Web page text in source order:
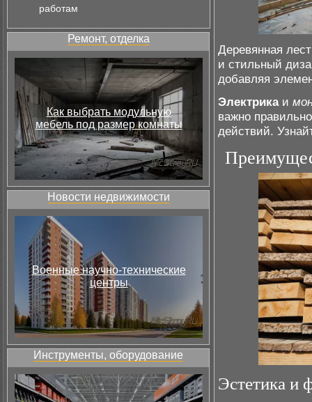
работам
Ремонт, отделка
Как выбрать модульную
мебель под размер комнаты
Новости недвижимости
Военные научно-технические
центры
Инструменты, оборудование
Деревянная
и стильный
добавляя
Электрикаи
важно
действий.
Эстетика и